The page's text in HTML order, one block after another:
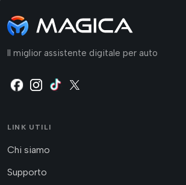
Il miglior assistente digitale per auto
LINK UTILI
Chi siamo
Supporto